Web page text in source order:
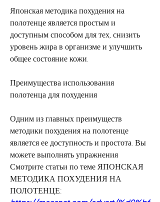
Японская методика похудения на
полотенце является простым и
доступным способом для тех, снизить
уровень жира в организме и улучшить
общее состояние кожи.
Преимущества использования
полотенца для похудения
Одним из главных преимуществ
методики похудения на полотенце
является ее доступность и простота. Вы
можете выполнять упражнения
Смотрите статьи по теме ЯПОНСКАЯ
МЕТОДИКА ПОХУДЕНИЯ НА
ПОЛОТЕНЦЕ: